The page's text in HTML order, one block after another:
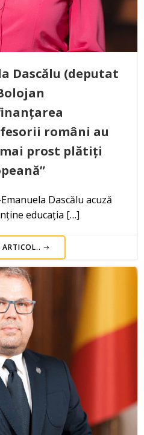
Dascălu (deputat
români au
prost plătiți
Dascălu acuză
educația […]
ARTICOL..